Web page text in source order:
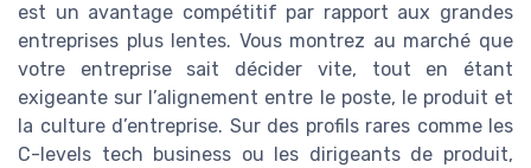
est un avantage compétitif par rapport aux grandes
entreprises plus lentes. Vous montrez au marché que
votre entreprise sait décider vite, tout en étant
exigeante sur l’alignement entre le poste, le produit et
la culture d’entreprise. Sur des profils rares comme les
C-levels tech business ou les dirigeants de produit,